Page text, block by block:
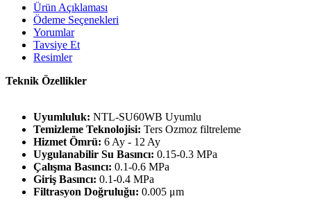
Ürün Açıklaması
Ödeme Seçenekleri
Yorumlar
Tavsiye Et
Resimler
Teknik Özellikler
Uyumluluk: NTL-SU60WB Uyumlu
Temizleme Teknolojisi: Ters Ozmoz filtreleme
Hizmet Ömrü: 6 Ay - 12 Ay
Uygulanabilir Su Basıncı: 0.15-0.3 MPa
Çalışma Basıncı: 0.1-0.6 MPa
Giriş Basıncı: 0.1-0.4 MPa
Filtrasyon Doğruluğu: 0.005 μm